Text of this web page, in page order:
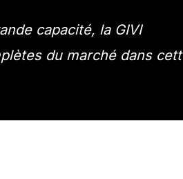
capacité, la GIVI
du marché dans